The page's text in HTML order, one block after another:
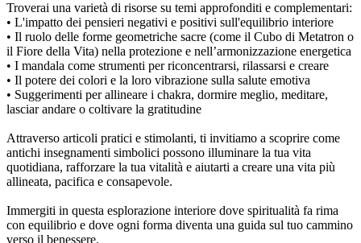
Troverai una varietà di risorse su temi approfonditi e complementari:
• L'impatto dei pensieri negativi e positivi sull'equilibrio interiore
• Il ruolo delle forme geometriche sacre (come il Cubo di Metatron o
il Fiore della Vita) nella protezione e nell’armonizzazione energetica
• I mandala come strumenti per riconcentrarsi, rilassarsi e creare
• Il potere dei colori e la loro vibrazione sulla salute emotiva
• Suggerimenti per allineare i chakra, dormire meglio, meditare,
lasciar andare o coltivare la gratitudine
Attraverso articoli pratici e stimolanti, ti invitiamo a scoprire come
antichi insegnamenti simbolici possono illuminare la tua vita
quotidiana, rafforzare la tua vitalità e aiutarti a creare una vita più
allineata, pacifica e consapevole.
Immergiti in questa esplorazione interiore dove spiritualità fa rima
con equilibrio e dove ogni forma diventa una guida sul tuo cammino
verso il benessere.